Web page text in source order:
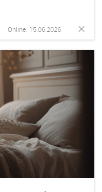
Online: 15.06.2026